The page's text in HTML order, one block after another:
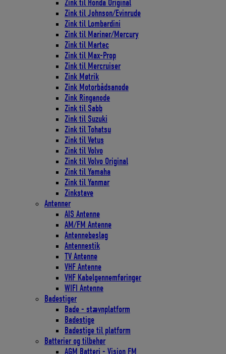
Zink til Honda Original
Zink til Johnson/Evinrude
Zink til Lombardini
Zink til Mariner/Mercury
Zink til Martec
Zink til Max-Prop
Zink til Mercruiser
Zink Møtrik
Zink Motorbådsanode
Zink Ringanode
Zink til Sabb
Zink til Suzuki
Zink til Tohatsu
Zink til Vetus
Zink til Volvo
Zink til Volvo Original
Zink til Yamaha
Zink til Yanmar
Zinkstave
Antenner
AIS Antenne
AM/FM Antenne
Antennebeslag
Antennestik
TV Antenne
VHF Antenne
VHF Kabelgennemføringer
WIFI Antenne
Badestiger
Bade - stævnplatform
Badestige
Badestige til platform
Batterier og tilbehør
AGM Batteri - Vision FM